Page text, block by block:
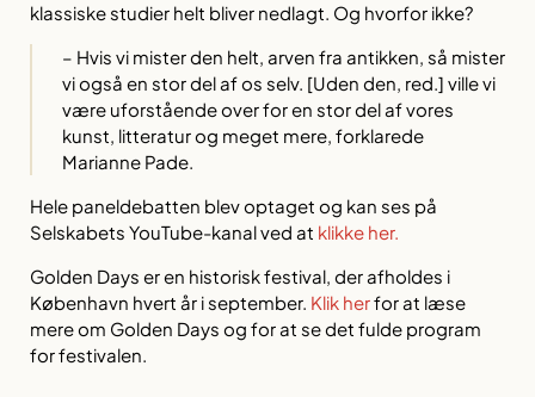
klassiske studier helt bliver nedlagt. Og hvorfor ikke?
– Hvis vi mister den helt, arven fra antikken, så mister
vi også en stor del af os selv. [Uden den, red.] ville vi
være uforstående over for en stor del af vores
kunst, litteratur og meget mere, forklarede
Marianne Pade.
Hele paneldebatten blev optaget og kan ses på
Selskabets YouTube-kanal ved at klikke her.
Golden Days er en historisk festival, der afholdes i
København hvert år i september. Klik herfor at læse
mere om Golden Days og for at se det fulde program
for festivalen.